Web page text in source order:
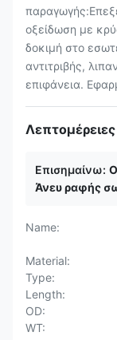
οξείδωση με
δοκιμή στο
αντιτριβής,
επιφάνεια.
Επισημαίνω:
Άνευ ραφής
Name:
Material:
Type:
Length:
OD:
WT: